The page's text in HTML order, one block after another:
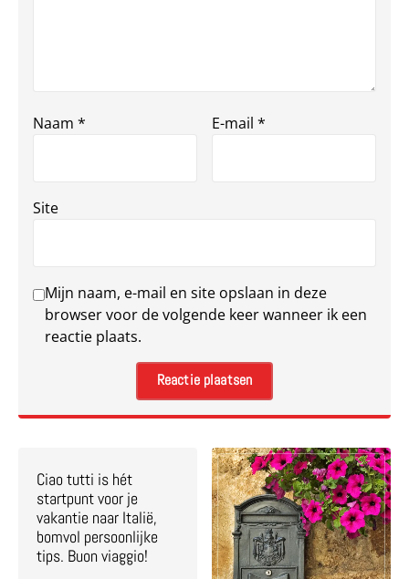
Naam * E-mail *
Site
Mijn naam, e-mail en site opslaan in deze
browser voor de volgende keer wanneer ik een
reactie plaats.
Ciao tutti is hét
startpunt voor je
vakantie naar Italië,
bomvol persoonlijke
tips. Buon viaggio!